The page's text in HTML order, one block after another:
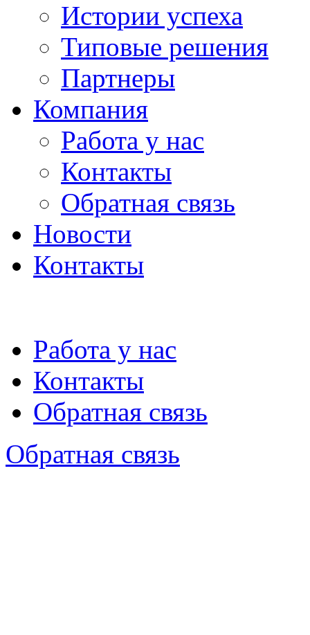
Истории успеха
Типовые решения
Партнеры
Компания
Работа у нас
Контакты
Обратная связь
Новости
Контакты
Работа у нас
Контакты
Обратная связь
Обратная связь